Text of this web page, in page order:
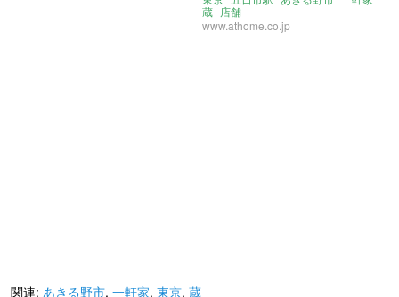
蔵 店舗
www.athome.co.jp
関連: あきる野市, 一軒家, 東京, 蔵